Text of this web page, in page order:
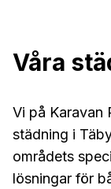
Våra
Vi på Karavan
städning i Täby
områdets
lösningar för